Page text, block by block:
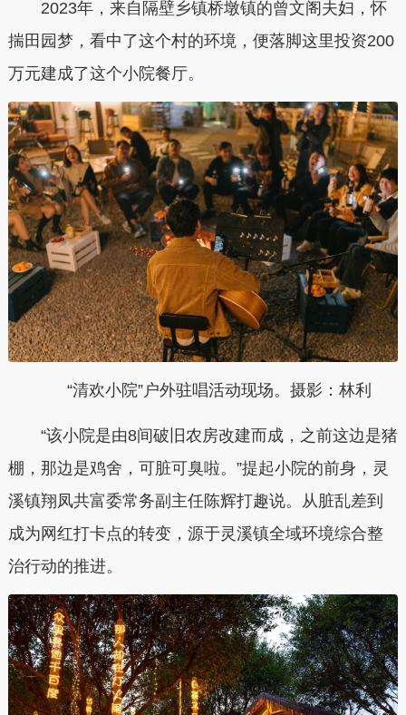
2023年，来自隔壁乡镇桥墩镇的曾文阁夫妇，怀
揣田园梦，看中了这个村的环境，便落脚这里投资200
万元建成了这个小院餐厅。
“清欢小院”户外驻唱活动现场。摄影：林利
“该小院是由8间破旧农房改建而成，之前这边是猪
棚，那边是鸡舍，可脏可臭啦。”提起小院的前身，灵
溪镇翔凤共富委常务副主任陈辉打趣说。从脏乱差到
成为网红打卡点的转变，源于灵溪镇全域环境综合整
治行动的推进。